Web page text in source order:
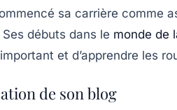
sa carrière comme
débuts dans le monde de
et d’apprendre les
de son blog